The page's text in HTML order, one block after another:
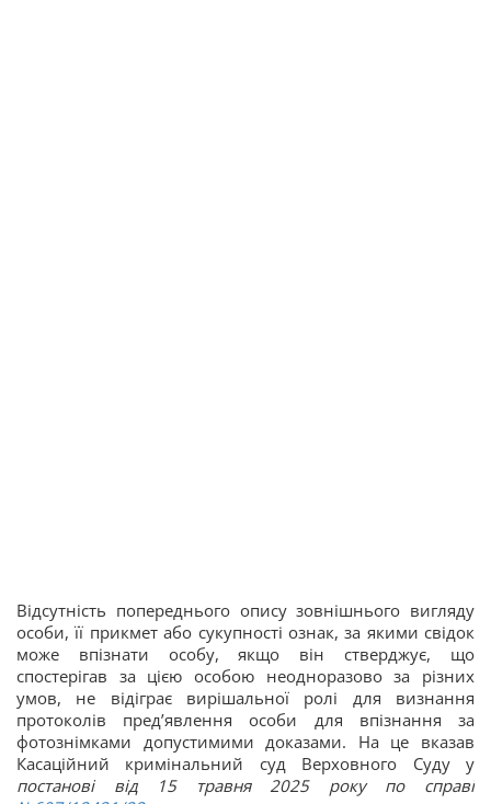
Відсутність попереднього опису зовнішнього вигляду
особи, її прикмет або сукупності ознак, за якими свідок
може впізнати особу, якщо він стверджує, що
спостерігав за цією особою неодноразово за різних
умов, не відіграє вирішальної ролі для визнання
протоколів пред’явлення особи для впізнання за
фотознімками допустимими доказами. На це вказав
Касаційний кримінальний суд Верховного Суду у
постанові від 15 травня 2025 року по справі